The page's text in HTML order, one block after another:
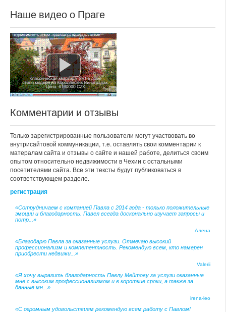
Наше видео о Праге
Комментарии и отзывы
Только зарегистрированные пользователи могут участвовать во
внутрисайтовой коммуникации, т.е. оставлять свои комментарии к
матералам сайта и отзывы о сайте и нашей работе, делиться своим
опытом относительно недвижимости в Чехии с остальными
посетителями сайта. Все эти тексты будут публиковаться в
соответствующем разделе.
регистрация
«Сотрудничаем с компанией Павла с 2014 года - только положительные
эмоции и благодарность. Павел всегда досконально изучает запросы и
потр...»
Алена
«Благодарю Павла за оказанные услуги. Отмечаю высокий
профессионализм и компетентность. Рекомендую всем, кто намерен
приобрести недвижи...»
Valerii
«Я хочу выразить благодарность Павлу Мейтову за услуги оказанные
мне с высоким профессионализмом и в короткие сроки, а также за
данные мн...»
irena-leo
«С огромным удовольствием рекомендую всем работу с Павлом!